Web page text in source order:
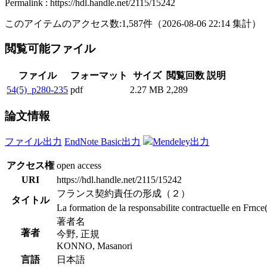
Permalink : https://hdl.handle.net/2115/15242
このアイテムのアクセス数:1,587件 （2026-08-06 22:14 集計）
閲覧可能ファイル
ファイル フォーマット サイズ 閲覧回数 説明
54(5)_p280-235 pdf 2.27 MB 2,289
論文情報
ファイル出力 EndNote Basic出力 Mendeley出力
アクセス権 open access
URI
https://hdl.handle.net/2115/15242
タイトル
フランス契約責任の形成（２）
La formation de la responsabilite contractuelle en
著者
著者名
今野, 正規
KONNO, Masanori
言語
日本語